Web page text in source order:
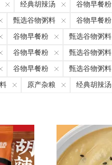
经典胡辣汤 谷物早餐粉
甄选谷物粥料 谷物早餐粉
谷物早餐粉 甄选谷物粥料
谷物早餐粉 甄选谷物粥料
谷物早餐粉 甄选谷物粥料
原产杂粮 经典胡辣汤